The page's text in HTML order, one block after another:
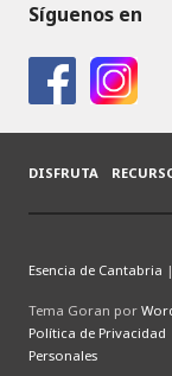
Síguenos en
DISFRUTA
Esencia de Cantabria
Tema Goran por
Política de Privacidad
Personales